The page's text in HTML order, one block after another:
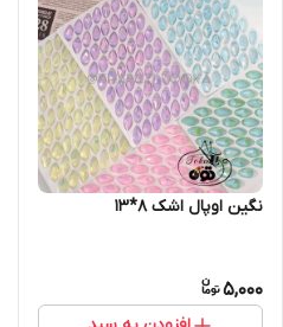
نگین اوپال اشک ۸*۱۳
5,000